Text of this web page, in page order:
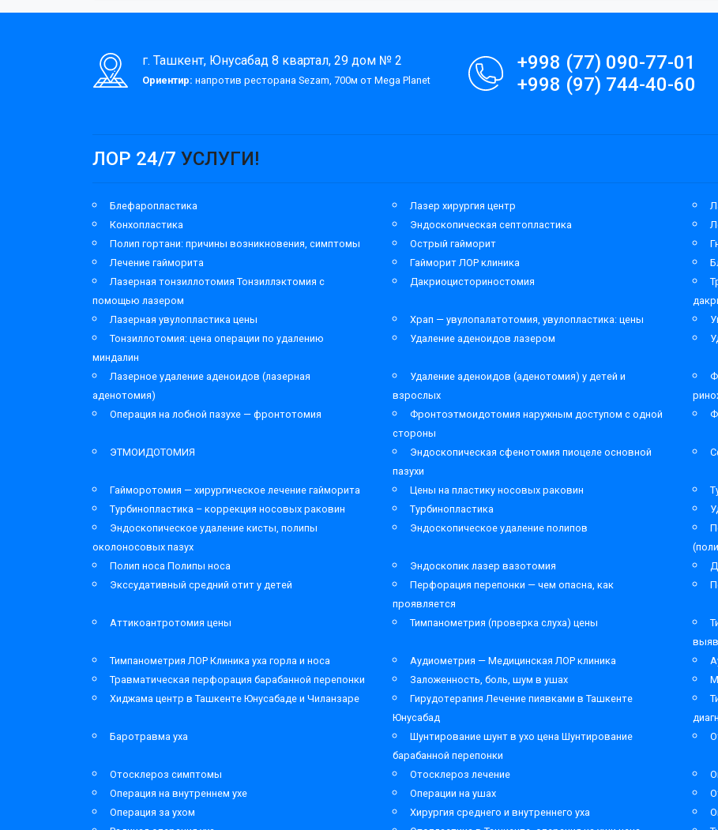
г. Ташкент, Юнусабад 8 квартал, 29 дом № 2
Ориентир: напротив ресторана Sezam, 700м от Mega Planet
+998 (77) 090-77-01
+998 (97) 744-40-60
ЛОР 24/7 УСЛУГИ!
Блефаропластика Лазер хирургия центр
Конхопластика
Эндоскопическая септопластика
Полип гортани: причины возникновения, симптомы
Острый гайморит
Лечение гайморита
Гайморит ЛОР клиника
Лазерная тонзиллотомия Тонзиллэктомия с
помощью лазером
Дакриоцисториностомия
Лазерная увулопластика цены
Храп — увулопалатотомия, увулопластика: цены
Тонзиллотомия: цена операции по удалению
миндалин
Удаление аденоидов лазером
Лазерное удаление аденоидов (лазерная
аденотомия)
Удаление аденоидов (аденотомия) у детей и
взрослых
Операция на лобной пазухе — фронтотомия
Фронтоэтмоидотомия наружным доступом с одной
стороны
ЭТМОИДОТОМИЯ
Эндоскопическая сфенотомия пиоцеле основной
пазухи
Гайморотомия — хирургическое лечение гайморита Цены на пластику носовых раковин
Турбинопластика – коррекция носовых раковин
Турбинопластика
Эндоскопическое удаление кисты, полипы
околоносовых пазух
Эндоскопическое удаление полипов
Полип носа Полипы носа
Эндоскопик лазер вазотомия
Экссудативный средний отит у детей
Перфорация перепонки — чем опасна, как
проявляется
Аттикоантротомия цены Тимпанометрия (проверка слуха) цены
Тимпанометрия ЛОР Клиника уха горла и носа
Аудиометрия — Медицинская ЛОР клиника
Травматическая перфорация барабанной перепонки
Заложенность, боль, шум в ушах
Хиджама центр в Ташкенте Юнусабаде и Чиланзаре
Гирудотерапия Лечение пиявками в Ташкенте
Юнусабад
Баротравма уха
Шунтирование шунт в ухо цена Шунтирование
барабанной перепонки
Отосклероз симптомы Отосклероз лечение
Операция на внутреннем ухе
Операции на ушах
Операция за ухом
Хирургия среднего и внутреннего уха